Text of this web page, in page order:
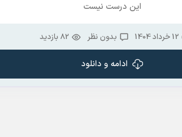
این درست نیست
12 خرداد 1404 بدون نظر 82 بازدید
ادامه و دانلود